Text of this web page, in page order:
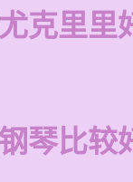
克里里
琴比较